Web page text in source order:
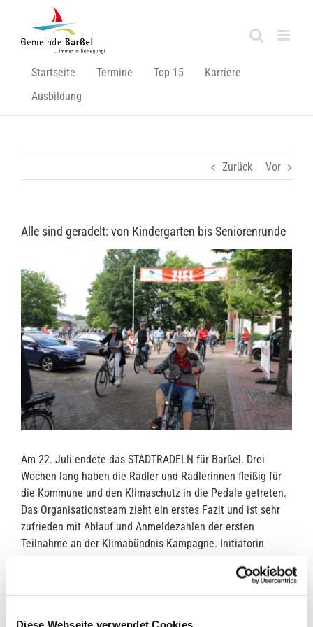
Diese Webseite verwendet Cookies
springen
Startseite Termine Top 15
Karriere
Ausbildung
Zurück Vor
Alle sind geradelt: von Kindergarten bis Seniorenrunde
grösseres
Bild
Am 22. Juli endete das STADTRADELN für Barßel. Drei
Wochen lang haben die Radler und Radlerinnen fleißig für
die Kommune und den Klimaschutz in die Pedale getreten.
Das Organisationsteam zieht ein erstes Fazit und ist sehr
zufrieden mit Ablauf und Anmeldezahlen der ersten
Teilnahme an der Klimabündnis-Kampagne. Initiatorin
hätten wir uns gar nicht wünschen können. Es haben sich so
viele Teams aus unterschiedlichen Bereichen angemeldet,